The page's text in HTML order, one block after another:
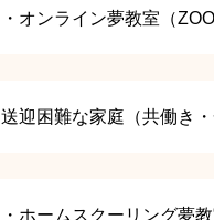
・オンライン夢教室（
送迎困難な家庭（共働き
・ホームスクーリング夢